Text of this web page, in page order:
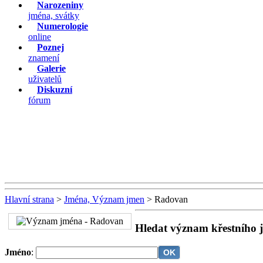
Narozeniny
jména, svátky
Numerologie
online
Poznej
znamení
Galerie
uživatelů
Diskuzní
fórum
Hlavní strana > Jména, Význam jmen > Radovan
Hledat význam křestního
Jméno: